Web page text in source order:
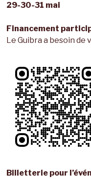
29-30-31 mai
Financement
Le Guibra a besoin de
Billetterie pour